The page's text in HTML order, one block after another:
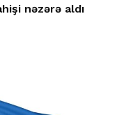
nəzərə aldı